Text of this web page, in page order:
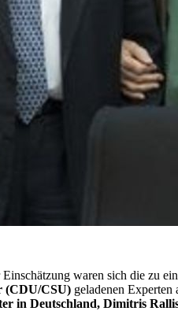
waren sich die zu
(CDU/CSU) geladenen Experten
in Deutschland, Dimitris